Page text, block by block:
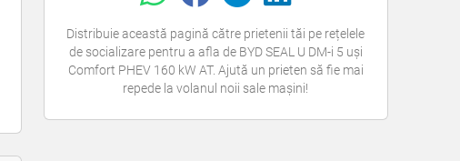
Distribuie această pagină către prietenii tăi pe rețelele
de socializare pentru a afla de BYD SEAL U DM-i 5 uși
Comfort PHEV 160 kW AT. Ajută un prieten să fie mai
repede la volanul noii sale mașini!